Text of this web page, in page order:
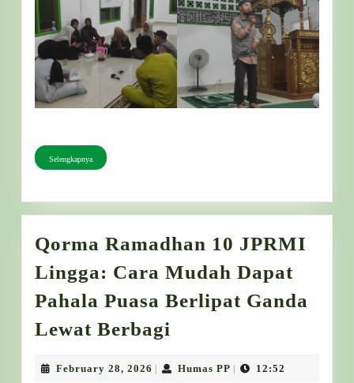
Selengkapnya
Selengkapnya
Qorma Ramadhan 10 JPRMI
Lingga: Cara Mudah Dapat
Pahala Puasa Berlipat Ganda
Lewat Berbagi
10
February 28, 2026 FebruaryHumas PPHumas12:52